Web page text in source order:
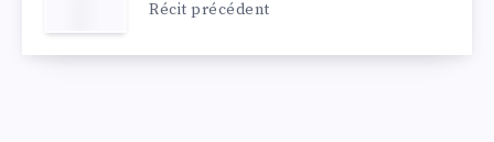
Récit précédent